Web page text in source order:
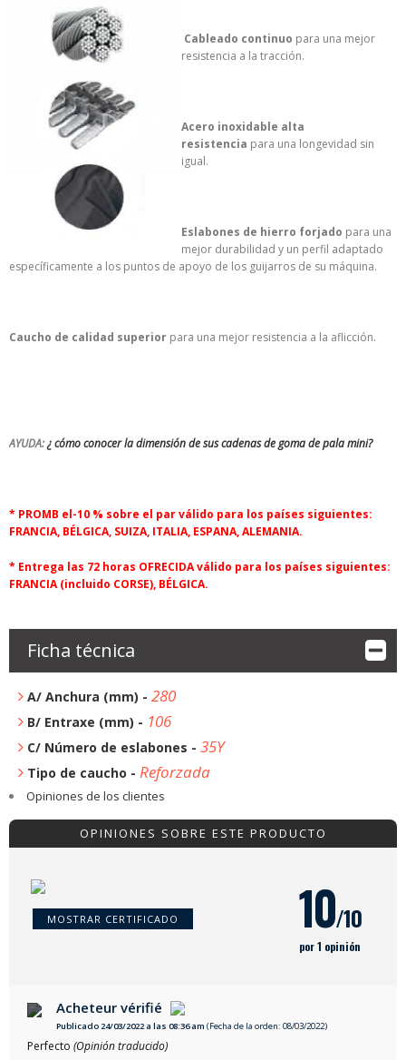
Cableado continuo para una mejor
resistencia a la tracción.
Acero inoxidable alta
resistencia para una longevidad sin
igual.
Eslabones de hierro forjado para una
mejor durabilidad y un perfil adaptado
específicamente a los puntos de apoyo de los guijarros de su máquina.
Caucho de calidad superior para una mejor resistencia a la aflicción.
AYUDA:¿ cómo conocer la dimensión de sus cadenas de goma de pala mini?
* PROMB el-10 % sobre el par válido para los países siguientes:
FRANCIA, BÉLGICA, SUIZA, ITALIA, ESPANA, ALEMANIA.
* Entrega las 72 horas OFRECIDA válido para los países siguientes:
FRANCIA (incluido CORSE), BÉLGICA.
Ficha técnica
A/ Anchura (mm) - 280
B/ Entraxe (mm) - 106
C/ Número de eslabones - 35Y
Tipo de caucho - Reforzada
Opiniones de los clientes
OPINIONES SOBRE ESTE PRODUCTO
MOSTRAR CERTIFICADO 10/10
por 1 opinión
Acheteur vérifié
Publicado 24/03/2022 a las 08:36 am (Fecha de la orden: 08/03/2022)
Perfecto (Opinión traducido)